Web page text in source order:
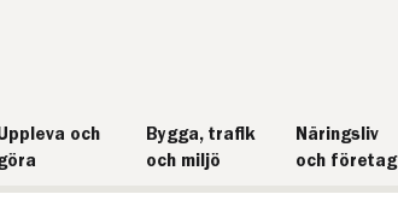
och
Bygga, trafik
och miljö
Näringsliv
och företag